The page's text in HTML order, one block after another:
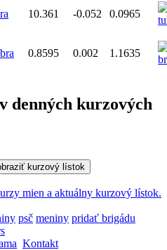
10.361 -0.052 0.0965
0.8595 0.002 1.1635
denných kurzových
mien a aktuálny kurzový lístok.
psč meniny pridať brigádu
Kontakt